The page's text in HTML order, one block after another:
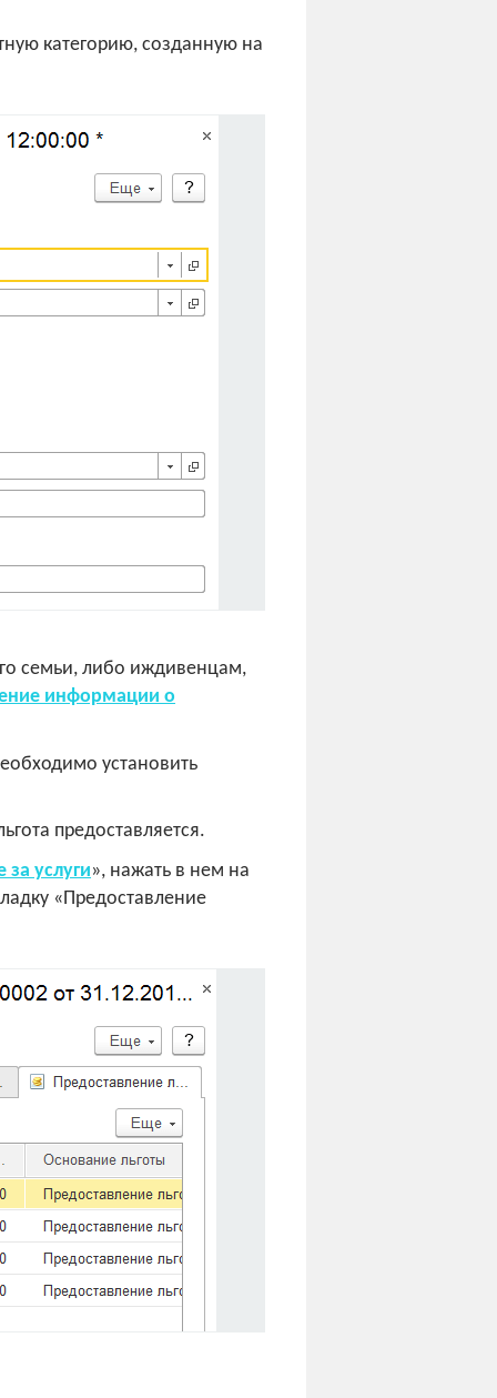
категорию, созданную на
семьи, либо иждивенцам,
информации о
установить
предоставляется.
за услуги», нажать в нем на
«Предоставление